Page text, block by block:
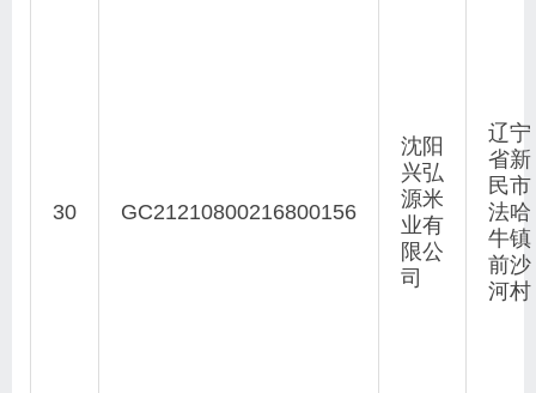
30 GC21210800216800156
沈阳
兴弘
源米
业有
限公
司
辽宁
省新
民市
法哈
牛镇
前沙
河村